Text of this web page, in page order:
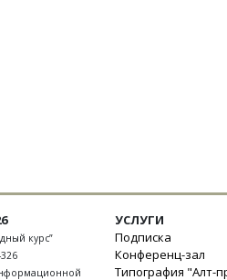
курс”
УСЛУГИ
Подписка
Конференц-зал
Типография "Алт-